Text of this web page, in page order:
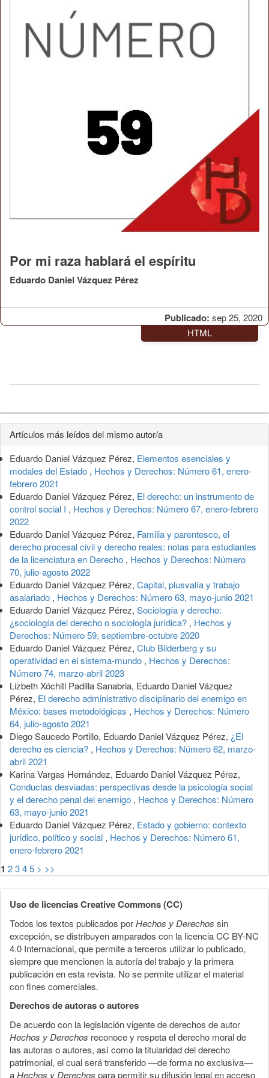
Publicado: sep 25, 2020
Por mi raza hablará el espíritu
Eduardo Daniel Vázquez Pérez
HTML
Detalles
del
artículo
Artículos más leídos del mismo autor/a
Eduardo Daniel Vázquez Pérez, Elementos esenciales y
modales del Estado , Hechos y Derechos: Número 61, enero-
febrero 2021
Eduardo Daniel Vázquez Pérez, El derecho: un instrumento de
control social I , Hechos y Derechos: Número 67, enero-febrero
2022
Eduardo Daniel Vázquez Pérez, Familia y parentesco, el
derecho procesal civil y derecho reales: notas para estudiantes
de la licenciatura en Derecho , Hechos y Derechos: Número
70, julio-agosto 2022
Eduardo Daniel Vázquez Pérez, Capital, plusvalía y trabajo
asalariado , Hechos y Derechos: Número 63, mayo-junio 2021
Eduardo Daniel Vázquez Pérez, Sociología y derecho:
¿sociología del derecho o sociología jurídica? , Hechos y
Derechos: Número 59, septiembre-octubre 2020
Eduardo Daniel Vázquez Pérez, Club Bilderberg y su
operatividad en el sistema-mundo , Hechos y Derechos:
Número 74, marzo-abril 2023
Lizbeth Xóchitl Padilla Sanabria, Eduardo Daniel Vázquez
Pérez, El derecho administrativo disciplinario del enemigo en
México: bases metodológicas , Hechos y Derechos: Número
64, julio-agosto 2021
Diego Saucedo Portillo, Eduardo Daniel Vázquez Pérez, ¿El
derecho es ciencia? , Hechos y Derechos: Número 62, marzo-
abril 2021
Karina Vargas Hernández, Eduardo Daniel Vázquez Pérez,
Conductas desviadas: perspectivas desde la psicología social
y el derecho penal del enemigo , Hechos y Derechos: Número
63, mayo-junio 2021
Eduardo Daniel Vázquez Pérez, Estado y gobierno: contexto
jurídico, político y social , Hechos y Derechos: Número 61,
enero-febrero 2021
1 2345 > >>
Uso de licencias Creative Commons (CC)
Todos los textos publicados porHechos y Derechos sin
excepción, se distribuyen amparados con la licencia CC BY-NC
4.0 Internacional, que permite a terceros utilizar lo publicado,
siempre que mencionen la autoría del trabajo y la primera
publicación en esta revista. No se permite utilizar el material
con fines comerciales.
Derechos de autoras o autores
De acuerdo con la legislación vigente de derechos de autor
Hechos y Derechos reconoce y respeta el derecho moral de
las autoras o autores, así como la titularidad del derecho
patrimonial, el cual será transferido —de forma no exclusiva—
aHechos y Derechos para permitir su difusión legal en acceso